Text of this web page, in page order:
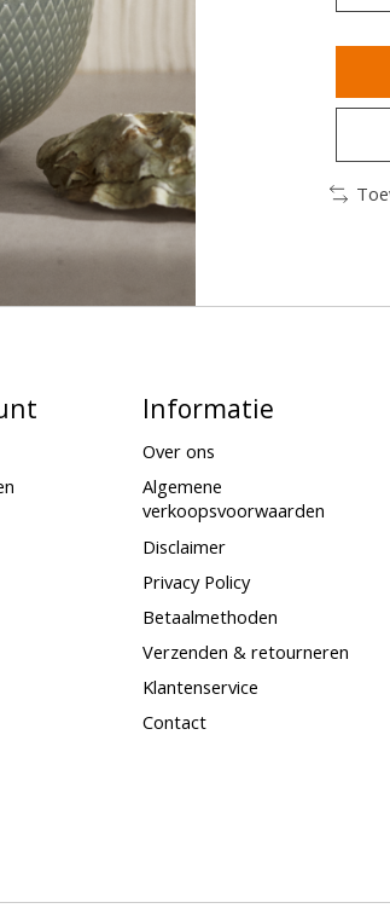
Informatie
Over ons
Algemene
verkoopsvoorwaarden
Disclaimer
Privacy Policy
Betaalmethoden
Verzenden & retourneren
Klantenservice
Contact